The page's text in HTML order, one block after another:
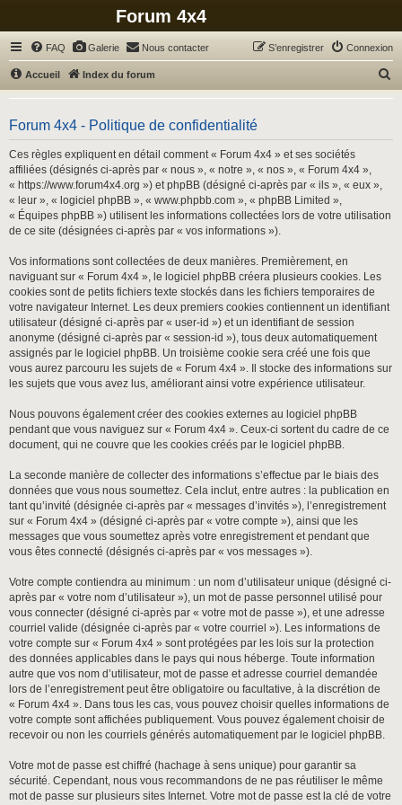
Forum 4x4
FAQ Galerie Nous contacter Connexion
S’enregistrer
Accueil Index du forum
h
Forum 4x4 - Politique de confidentialité
Ces règles expliquent en détail comment « Forum 4x4 » et ses sociétés
affiliées (désignés ci-après par « nous », « notre », « nos », « Forum 4x4 »,
« https://www.forum4x4.org ») et phpBB (désigné ci-après par « ils », « eux »,
« leur », « logiciel phpBB », « www.phpbb.com », « phpBB Limited »,
« Équipes phpBB ») utilisent les informations collectées lors de votre utilisation
de ce site (désignées ci-après par « vos informations »).
Vos informations sont collectées de deux manières. Premièrement, en
naviguant sur « Forum 4x4 », le logiciel phpBB créera plusieurs cookies. Les
cookies sont de petits fichiers texte stockés dans les fichiers temporaires de
votre navigateur Internet. Les deux premiers cookies contiennent un identifiant
utilisateur (désigné ci-après par « user-id ») et un identifiant de session
anonyme (désigné ci-après par « session-id »), tous deux automatiquement
assignés par le logiciel phpBB. Un troisième cookie sera créé une fois que
vous aurez parcouru les sujets de « Forum 4x4 ». Il stocke des informations sur
les sujets que vous avez lus, améliorant ainsi votre expérience utilisateur.
Nous pouvons également créer des cookies externes au logiciel phpBB
pendant que vous naviguez sur « Forum 4x4 ». Ceux-ci sortent du cadre de ce
document, qui ne couvre que les cookies créés par le logiciel phpBB.
La seconde manière de collecter des informations s’effectue par le biais des
données que vous nous soumettez. Cela inclut, entre autres : la publication en
tant qu’invité (désignée ci-après par « messages d’invités »), l’enregistrement
sur « Forum 4x4 » (désigné ci-après par « votre compte »), ainsi que les
messages que vous soumettez après votre enregistrement et pendant que
vous êtes connecté (désignés ci-après par « vos messages »).
Votre compte contiendra au minimum : un nom d’utilisateur unique (désigné ci-
après par « votre nom d’utilisateur »), un mot de passe personnel utilisé pour
vous connecter (désigné ci-après par « votre mot de passe »), et une adresse
courriel valide (désignée ci-après par « votre courriel »). Les informations de
votre compte sur « Forum 4x4 » sont protégées par les lois sur la protection
des données applicables dans le pays qui nous héberge. Toute information
autre que vos nom d’utilisateur, mot de passe et adresse courriel demandée
lors de l’enregistrement peut être obligatoire ou facultative, à la discrétion de
« Forum 4x4 ». Dans tous les cas, vous pouvez choisir quelles informations de
votre compte sont affichées publiquement. Vous pouvez également choisir de
recevoir ou non les courriels générés automatiquement par le logiciel phpBB.
Votre mot de passe est chiffré (hachage à sens unique) pour garantir sa
sécurité. Cependant, nous vous recommandons de ne pas réutiliser le même
mot de passe sur plusieurs sites Internet. Votre mot de passe est la clé de votre